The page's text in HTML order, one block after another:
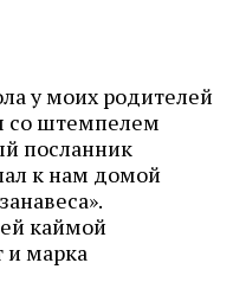
у моих родителей
со штемпелем
посланник
к нам домой
каймой
и марка